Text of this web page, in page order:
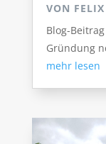
VON
Blog-
Gründung
mehr lesen